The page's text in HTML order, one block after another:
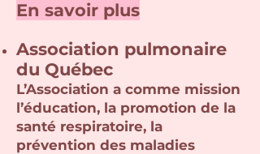
En savoir plus
Association pulmonaire
du Québec
L’Association a comme mission
l’éducation, la promotion de la
santé respiratoire, la
prévention des maladies